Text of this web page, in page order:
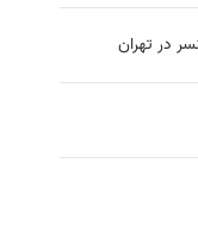
در تهران